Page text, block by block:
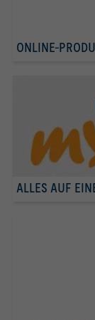
ONLINE-
ALLES AUF